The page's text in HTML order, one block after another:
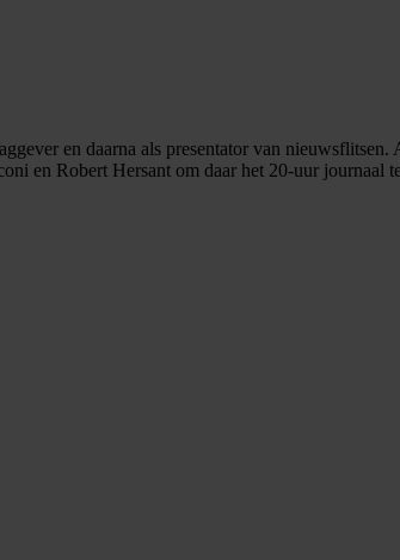
en daarna als presentator van
en Robert Hersant om daar het 20-uur journaal